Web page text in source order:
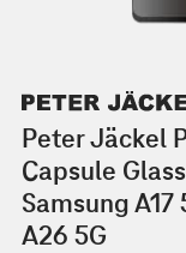
Peter Jäckel
Capsule
Samsung A17
A26 5G